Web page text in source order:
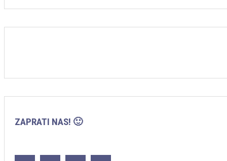
ZAPRATI NAS! 🙂